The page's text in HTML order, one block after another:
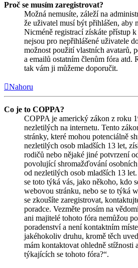
Proč se musím zaregistrovat?
Možná nemusíte, záleží na
že uživatel musí být přihlášen, aby
Nicméně registrací získáte přístup
nejsou pro nepřihlášené uživatele
možnost použití vlastních avatarů,
a emailů ostatním členům fóra atd.
tak vám ji můžeme doporučit.
Nahoru
Co je to COPPA?
COPPA je americký zákon z roku
nezletilých na internetu. Tento
stránky, které mohou potenciálně
nezletilých osob mladších 13 let,
rodičů nebo nějaké jiné potvrzení
povolující shromažďování
od nezletilých osob mladších 13
se toto týká vás, jako někoho, kdo
webovou stránku, nebo se to týká
se zkoušíte zaregistrovat,
poradce. Vezměte prosím na
ani majitelé tohoto fóra nemůžou
poradenství a není kontaktním
jakéhokoliv druhu, kromě těch
mám kontaktovat ohledně stížnosti
týkajících se tohoto fóra?“.